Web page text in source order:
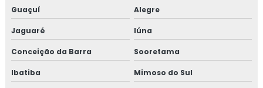
Guaçuí Alegre
Jaguaré Iúna
Conceição da Barra Sooretama
Ibatiba Mimoso do Sul